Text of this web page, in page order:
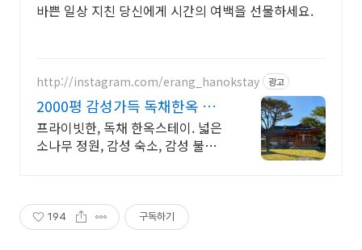
바쁜 일상 지친 당신에게 시간의 여백을 선물하세요.
http://instagram.com/erang_hanokstay 광고
2000평 감성가득 독채한옥 전
주근교 프라이빗한 감성한옥
프라이빗한, 독채 한옥스테이. 넓은
소나무 정원, 감성 숙소, 감성 불멍.
194 구독하기